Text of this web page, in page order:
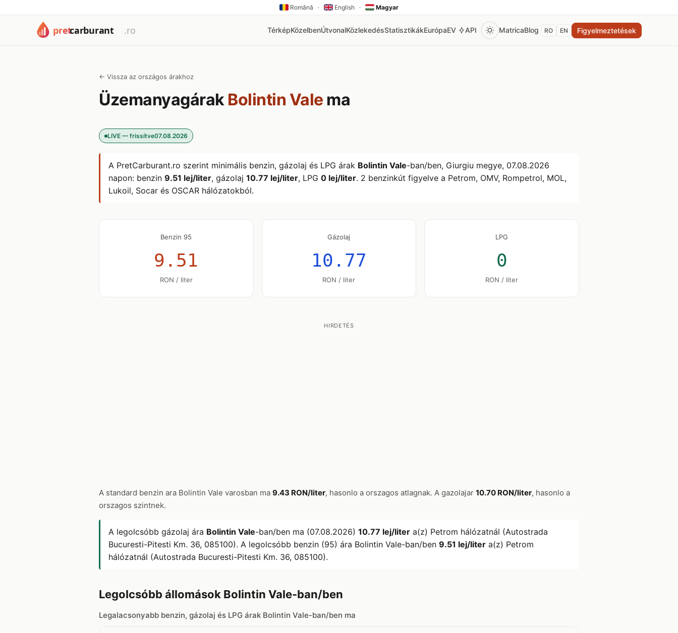
Română · English · Magyar
TérképKözelbenÚtvonalKözlekedésStatisztikákEurópaEV API MatricaBlog RO EN Figyelmeztetések
← Vissza az országos árakhoz
Üzemanyagárak Bolintin Vale ma
LIVE — frissítve07.08.2026
A PretCarburant.ro szerint minimális benzin, gázolaj és LPG árak Bolintin Vale-ban/ben, Giurgiu megye, 07.08.2026
napon: benzin 9.51 lej/liter, gázolaj 10.77 lej/liter, LPG 0 lej/liter. 2 benzinkút figyelve a Petrom, OMV, Rompetrol, MOL,
Lukoil, Socar és OSCAR hálózatokból.
Benzin 95
9.51
RON / liter
Gázolaj
10.77
RON / liter
LPG
0
RON / liter
HIRDETÉS
A standard benzin ara Bolintin Vale varosban ma 9.43 RON/liter, hasonlo a orszagos atlagnak. A gazolajar 10.70 RON/liter, hasonlo a
orszagos szintnek.
A legolcsóbb gázolaj ára Bolintin Vale-ban/ben ma (07.08.2026) 10.77 lej/liter a(z) Petrom hálózatnál (Autostrada
Bucuresti-Pitesti Km. 36, 085100). A legolcsóbb benzin (95) ára Bolintin Vale-ban/ben 9.51 lej/liter a(z) Petrom
hálózatnál (Autostrada Bucuresti-Pitesti Km. 36, 085100).
Legolcsóbb állomások Bolintin Vale-ban/ben
Legalacsonyabb benzin, gázolaj és LPG árak Bolintin Vale-ban/ben ma